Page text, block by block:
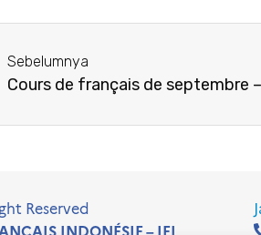
Sebelumnya
Cours de français de septembre
Reserved